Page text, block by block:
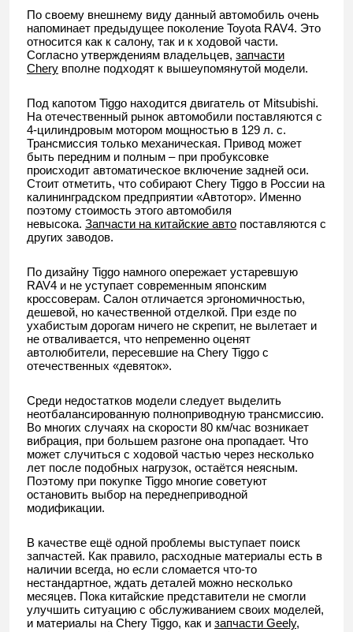
По своему внешнему виду данный автомобиль очень
напоминает предыдущее поколение Toyota RAV4. Это
относится как к салону, так и к ходовой части.
Согласно утверждениям владельцев, запчасти
Chery вполне подходят к вышеупомянутой модели.
Под капотом Tiggo находится двигатель от Mitsubishi.
На отечественный рынок автомобили поставляются с
4-цилиндровым мотором мощностью в 129 л. с.
Трансмиссия только механическая. Привод может
быть передним и полным – при пробуксовке
происходит автоматическое включение задней оси.
Стоит отметить, что собирают Chery Tiggo в России на
калининградском предприятии «Автотор». Именно
поэтому стоимость этого автомобиля
невысока. Запчасти на китайские авто поставляются с
других заводов.
По дизайну Tiggo намного опережает устаревшую
RAV4 и не уступает современным японским
кроссоверам. Салон отличается эргономичностью,
дешевой, но качественной отделкой. При езде по
ухабистым дорогам ничего не скрепит, не вылетает и
не отваливается, что непременно оценят
автолюбители, пересевшие на Chery Tiggo с
отечественных «девяток».
Среди недостатков модели следует выделить
неотбалансированную полноприводную трансмиссию.
Во многих случаях на скорости 80 км/час возникает
вибрация, при большем разгоне она пропадает. Что
может случиться с ходовой частью через несколько
лет после подобных нагрузок, остаётся неясным.
Поэтому при покупке Tiggo многие советуют
остановить выбор на переднеприводной
модификации.
В качестве ещё одной проблемы выступает поиск
запчастей. Как правило, расходные материалы есть в
наличии всегда, но если сломается что-то
нестандартное, ждать деталей можно несколько
месяцев. Пока китайские представители не смогли
улучшить ситуацию с обслуживанием своих моделей,
и материалы на Chery Tiggo, как и запчасти Geely,